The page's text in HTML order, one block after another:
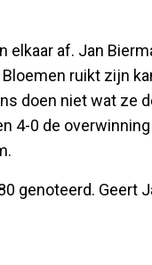
elkaar af. Jan
ruikt zijn
doen niet wat ze
4-0 de
genoteerd. Geert